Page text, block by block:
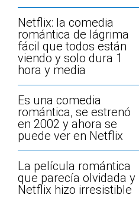
Netflix: la comedia
romántica de lágrima
fácil que todos están
viendo y solo dura 1
hora y media
Es una comedia
romántica, se estrenó
en 2002 y ahora se
puede ver en Netflix
La película romántica
que parecía olvidada y
Netflix hizo irresistible